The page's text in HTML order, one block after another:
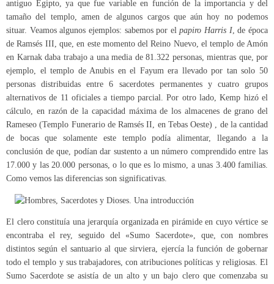
antiguo Egipto, ya que fue variable en función de la importancia y del
tamaño del templo, amen de algunos cargos que aún hoy no podemos
situar. Veamos algunos ejemplos: sabemos por elpapiro Harris I, de época
de Ramsés III, que, en este momento del Reino Nuevo, el templo de Amón
en Karnak daba trabajo a una media de 81.322 personas, mientras que, por
ejemplo, el templo de Anubis en el Fayum era llevado por tan solo 50
personas distribuidas entre 6 sacerdotes permanentes y cuatro grupos
alternativos de 11 oficiales a tiempo parcial. Por otro lado, Kemp hizó el
cálculo, en razón de la capacidad máxima de los almacenes de grano del
Rameseo (Templo Funerario de Ramsés II, en Tebas Oeste) , de la cantidad
de bocas que solamente este templo podía alimentar, llegando a la
conclusión de que, podían dar sustento a un número comprendido entre las
17.000 y las 20.000 personas, o lo que es lo mismo, a unas 3.400 familias.
Como vemos las diferencias son significativas.
El clero constituía una jerarquía organizada en pirámide en cuyo vértice se
encontraba el rey, seguido del «Sumo Sacerdote», que, con nombres
distintos según el santuario al que sirviera, ejercía la función de gobernar
todo el templo y sus trabajadores, con atribuciones políticas y religiosas. El
Sumo Sacerdote se asistía de un alto y un bajo clero que comenzaba su